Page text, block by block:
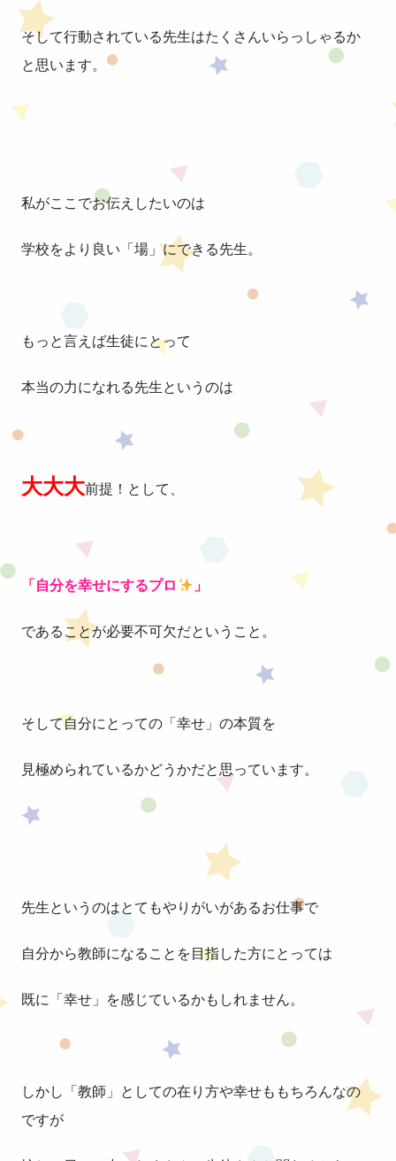
そして行動されている先生はたくさんいらっしゃるか
と思います。
私がここでお伝えしたいのは
学校をより良い「場」にできる先生。
もっと言えば生徒にとって
本当の力になれる先生というのは
大大大前提！として、
「自分を幸せにするプロ 」
であることが必要不可欠だということ。
そして自分にとっての「幸せ」の本質を
見極められているかどうかだと思っています。
先生というのはとてもやりがいがあるお仕事で
自分から教師になることを目指した方にとっては
既に「幸せ」を感じているかもしれません。
しかし「教師」としての在り方や幸せももちろんなの
ですが